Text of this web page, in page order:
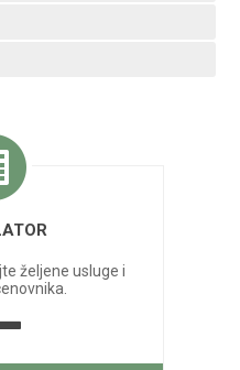
željene usluge i